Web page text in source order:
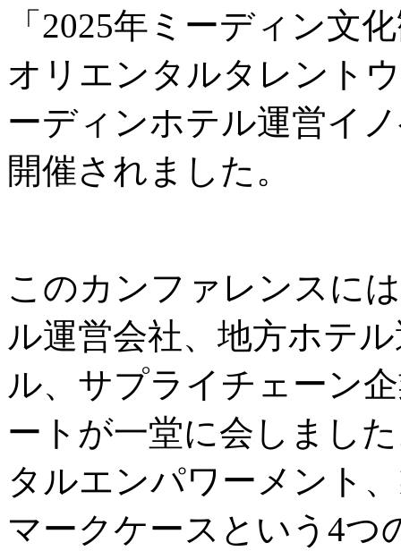
「2025年ミーディン文
オリエンタルタレント
ーディンホテル運営イ
開催されました。
このカンファレンスに
ル運営会社、地方ホテ
ル、サプライチェーン
ートが一堂に会しまし
タルエンパワーメント
マークケースという4つ